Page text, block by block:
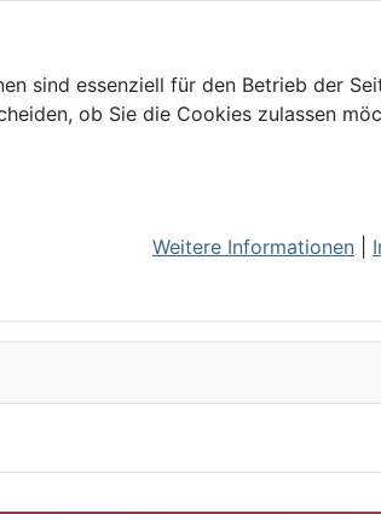
sind essenziell für den Betrieb der
ob Sie die Cookies zulassen
Weitere Informationen